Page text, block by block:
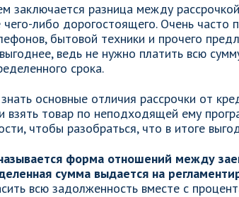
заключается разница между
чего-либо дорогостоящего. Очень
бытовой техники и прочего
ведь не нужно платить всю
срока.
основные отличия рассрочки от
взять товар по неподходящей ему
чтобы разобраться, что в итоге
форма отношений между
сумма выдается на
всю задолженность вместе с